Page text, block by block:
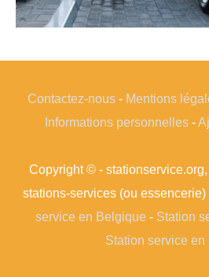
Contactez-nous- Mentions
Informations personnelles -
Copyright © -
stations-services (ou
service en Belgique - Station
Station service en